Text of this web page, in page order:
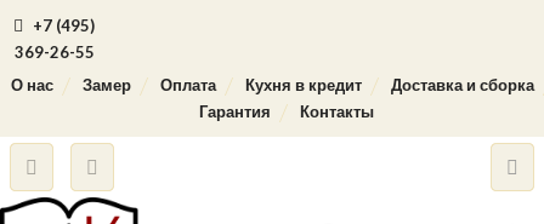
+7 (495)
369-26-55
О нас
Замер Оплата Кухня в кредит
Доставка и сборка
Гарантия
Контакты